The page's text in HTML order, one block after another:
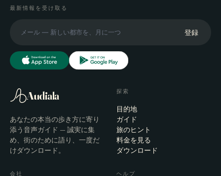
最新情報を受け取る
登録
Audiala
あなたの本当の歩き方に寄り
添う音声ガイド — 誠実に集
め、街のために語り、一度だ
けダウンロード。
探索
目的地
ガイド
旅のヒント
料金を見る
ダウンロード
会社 ヘルプ